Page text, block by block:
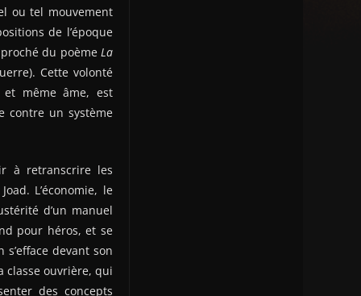
ou tel mouvement
de l’époque
du poème La
Cette volonté
et même âme, est
contre un système
à retranscrire les
L’économie, le
d’un manuel
pour héros, et se
devant son
classe ouvrière, qui
des concepts